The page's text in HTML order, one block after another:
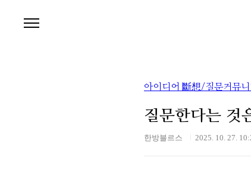
아이디어 斷想/질문커뮤
질문한다는 것
한방블르스 2025. 10. 27.